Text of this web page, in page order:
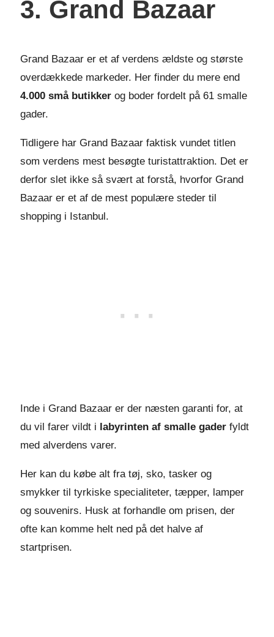
3. Grand Bazaar
Grand Bazaar er et af verdens ældste og største
overdækkede markeder. Her finder du mere end
4.000 små butikker og boder fordelt på 61 smalle
gader.
Tidligere har Grand Bazaar faktisk vundet titlen
som verdens mest besøgte turistattraktion. Det er
derfor slet ikke så svært at forstå, hvorfor Grand
Bazaar er et af de mest populære steder til
shopping i Istanbul.
Inde i Grand Bazaar er der næsten garanti for, at
du vil farer vildt i labyrinten af smalle gader fyldt
med alverdens varer.
Her kan du købe alt fra tøj, sko, tasker og
smykker til tyrkiske specialiteter, tæpper, lamper
og souvenirs. Husk at forhandle om prisen, der
ofte kan komme helt ned på det halve af
startprisen.